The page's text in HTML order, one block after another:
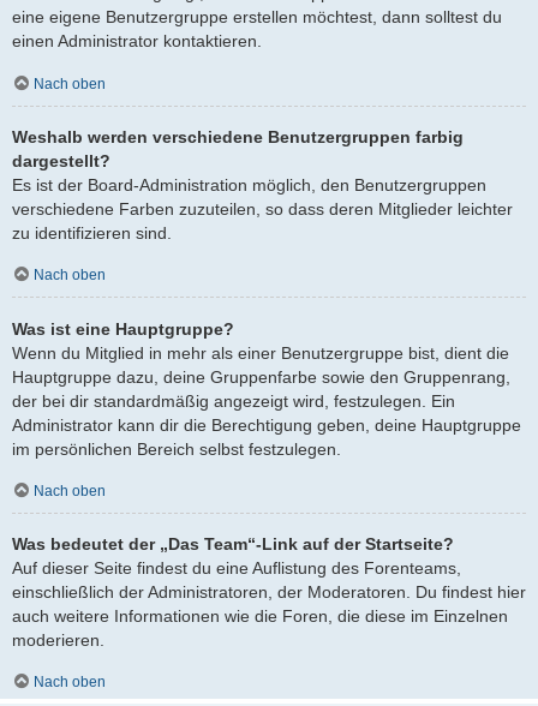
eine eigene Benutzergruppe erstellen möchtest, dann solltest du
einen Administrator kontaktieren.
Nach oben
Weshalb werden verschiedene Benutzergruppen farbig
dargestellt?
Es ist der Board-Administration möglich, den Benutzergruppen
verschiedene Farben zuzuteilen, so dass deren Mitglieder leichter
zu identifizieren sind.
Nach oben
Was ist eine Hauptgruppe?
Wenn du Mitglied in mehr als einer Benutzergruppe bist, dient die
Hauptgruppe dazu, deine Gruppenfarbe sowie den Gruppenrang,
der bei dir standardmäßig angezeigt wird, festzulegen. Ein
Administrator kann dir die Berechtigung geben, deine Hauptgruppe
im persönlichen Bereich selbst festzulegen.
Nach oben
Was bedeutet der „Das Team“-Link auf der Startseite?
Auf dieser Seite findest du eine Auflistung des Forenteams,
einschließlich der Administratoren, der Moderatoren. Du findest hier
auch weitere Informationen wie die Foren, die diese im Einzelnen
moderieren.
Nach oben